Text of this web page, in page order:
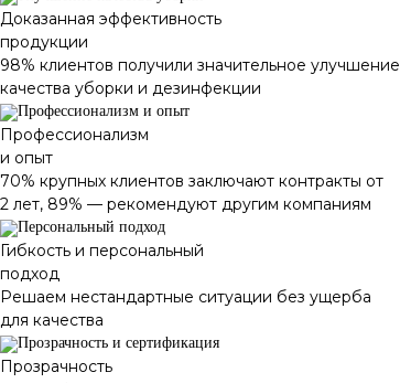
Доказанная эффективность
продукции
98% клиентов получили значительное улучшение
качества уборки и дезинфекции
Профессионализм
и опыт
70% крупных клиентов заключают контракты от
2 лет, 89% — рекомендуют другим компаниям
Гибкость и персональный
подход
Решаем нестандартные ситуации без ущерба
для качества
Прозрачность